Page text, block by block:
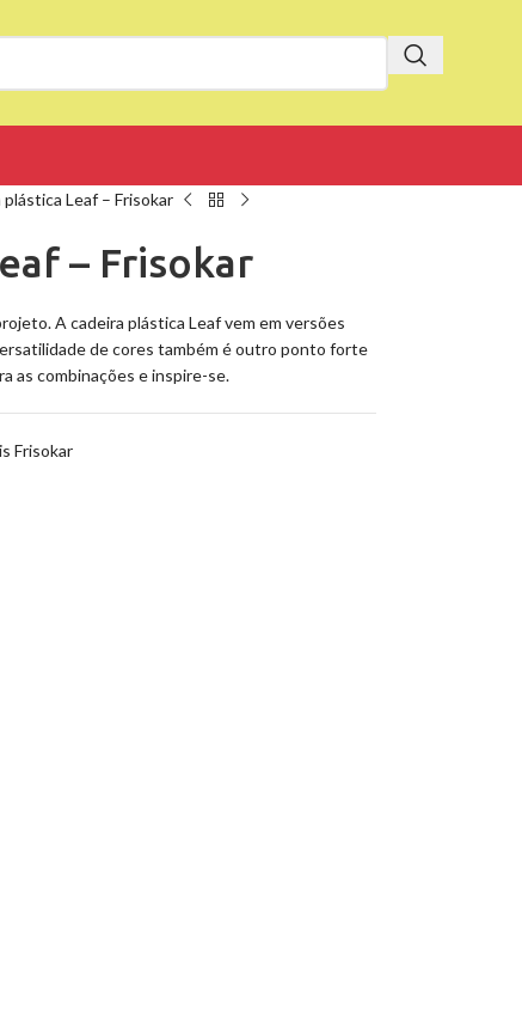
plástica Leaf – Frisokar
– Frisokar
A cadeira plástica Leaf vem em versões
de cores também é outro ponto forte
as combinações e inspire-se.
Frisokar